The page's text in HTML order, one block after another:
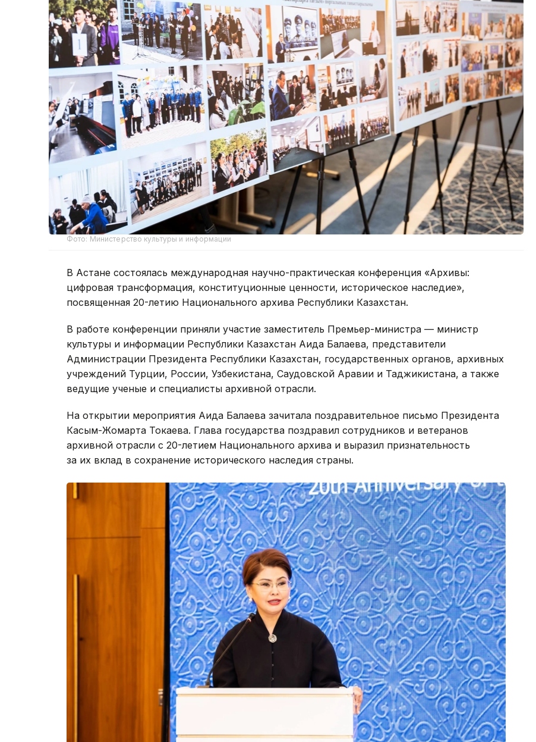
Фото: Министерство культуры и информации
В Астане состоялась международная научно-практическая конференция «Архивы:
цифровая трансформация, конституционные ценности, историческое наследие»,
посвященная 20-летию Национального архива Республики Казахстан.
В работе конференции приняли участие заместитель Премьер-министра — министр
культуры и информации Республики Казахстан Аида Балаева, представители
Администрации Президента Республики Казахстан, государственных органов, архивных
учреждений Турции, России, Узбекистана, Саудовской Аравии и Таджикистана, а также
ведущие ученые и специалисты архивной отрасли.
На открытии мероприятия Аида Балаева зачитала поздравительное письмо Президента
Касым-Жомарта Токаева. Глава государства поздравил сотрудников и ветеранов
архивной отрасли с 20-летием Национального архива и выразил признательность
за их вклад в сохранение исторического наследия страны.